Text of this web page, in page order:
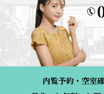
内覧予約・空室